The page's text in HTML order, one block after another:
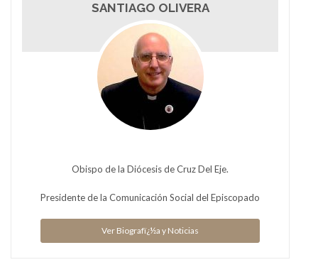
SANTIAGO OLIVERA
Obispo de la Diócesis de Cruz Del Eje.
Presidente de la Comunicación Social del Episcopado
Ver Biografï¿½a y Noticias